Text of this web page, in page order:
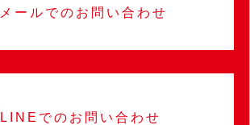
メールでのお問い合わせ
LINEでのお問い合わせ